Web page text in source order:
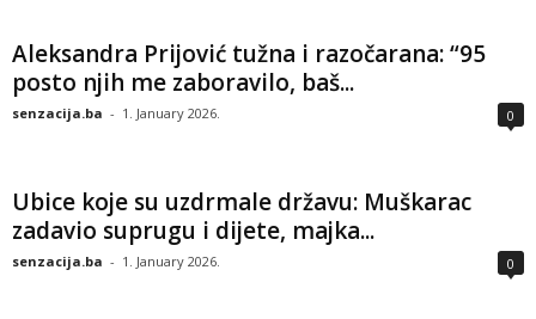
Aleksandra Prijović tužna i razočarana: “95
posto njih me zaboravilo, baš...
senzacija.ba - 1. January 2026. 0
Ubice koje su uzdrmale državu: Muškarac
zadavio suprugu i dijete, majka...
senzacija.ba - 1. January 2026. 0